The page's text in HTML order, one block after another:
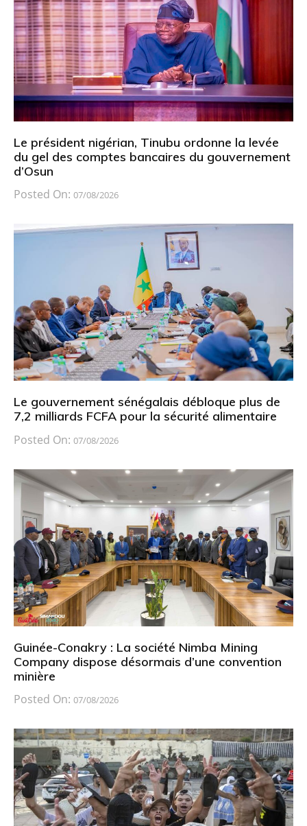
Le président nigérian, Tinubu ordonne la levée
du gel des comptes bancaires du gouvernement
d’Osun
Posted On: 07/08/2026
Le gouvernement sénégalais débloque plus de
7,2 milliards FCFA pour la sécurité alimentaire
Posted On: 07/08/2026
Guinée-Conakry : La société Nimba Mining
Company dispose désormais d’une convention
minière
Posted On: 07/08/2026